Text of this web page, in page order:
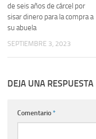
de seis años de cárcel por
sisar dinero para la compra a
su abuela
SEPTIEMBRE 3, 2023
DEJA UNA RESPUESTA
Comentario*